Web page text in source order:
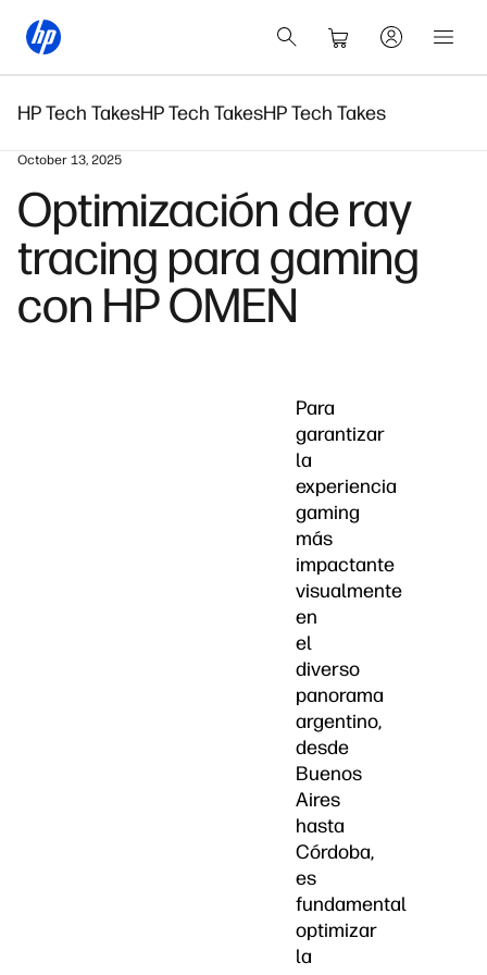
HP Tech TakesHP Tech TakesHP Tech Takes
October 13, 2025
Optimización de ray
tracing para gaming
con HP OMEN
Para
garantizar
la
experiencia
gaming
más
impactante
visualmente
en
el
diverso
panorama
argentino,
desde
Buenos
Aires
hasta
Córdoba,
es
fundamental
optimizar
la